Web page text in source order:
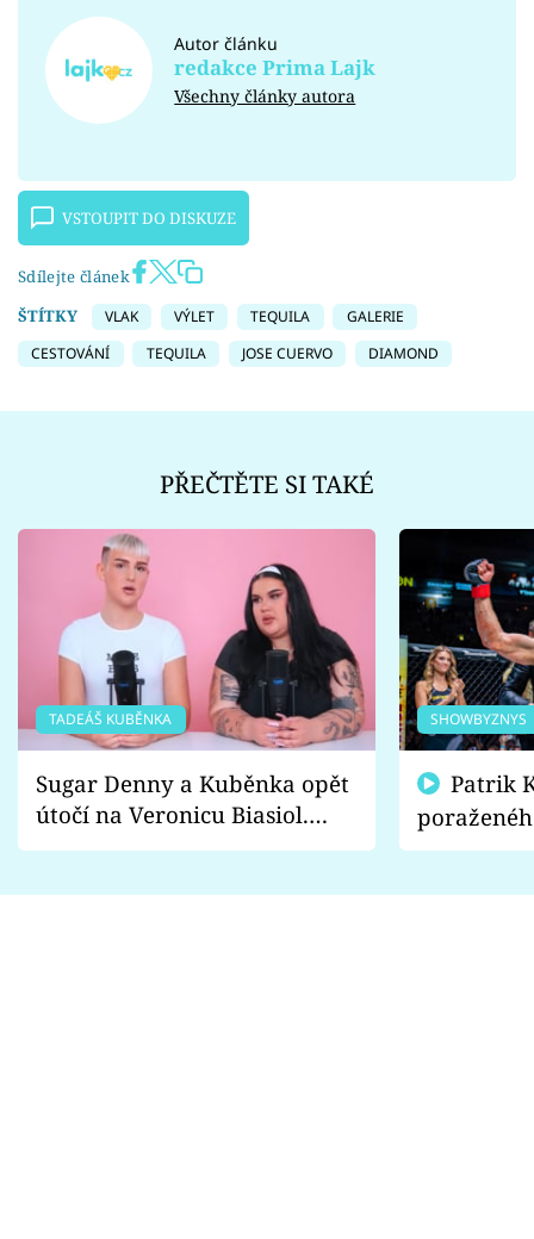
Autor článku
redakce Prima Lajk
Všechny články autora
VSTOUPIT DO DISKUZE
Sdílejte článek
ŠTÍTKY
VLAK VÝLET TEQUILA
GALERIE
CESTOVÁNÍ
TEQUILA JOSE CUERVO DIAMOND
PŘEČTĚTE SI TAKÉ
TADEÁŠ KUBĚNKA
Sugar Denny a Kuběnka opět
útočí na Veronicu Biasiol.
Proč je podle nich falešná a
SHOWBYZNYS
fanoušci